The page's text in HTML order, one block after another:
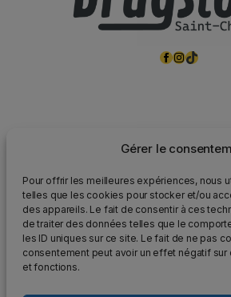
Gérer le
Pour offrir les meilleures expériences, nous
telles que les cookies pour stocker et/ou
des appareils. Le fait de consentir à ces
de traiter des données telles que le
les ID uniques sur ce site. Le fait de ne pas
consentement peut avoir un effet négatif sur
et fonctions.
FacebookInstagramTikTok
les jours fériés.
Attention: Nous rappelons que la
strictement interdite aux mineurs, que
dangereux pour la santé et qu’il doit
modération.